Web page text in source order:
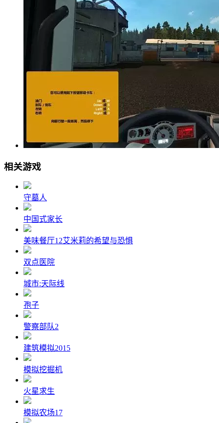
相关游戏
守墓人
中国式家长
美味餐厅12艾米莉的希望与恐惧
双点医院
城市:天际线
孢子
警察部队2
建筑模拟2015
模拟挖掘机
火星求生
模拟农场17